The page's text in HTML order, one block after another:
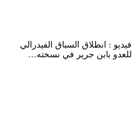
فيديو : انطلاق السباق الفيدرالي
للعدو بابن جرير في نسخته…